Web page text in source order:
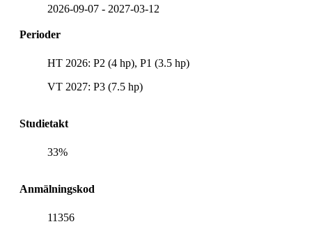
2026-09-07 - 2027-03-12
Perioder
HT 2026: P2 (4 hp), P1 (3.5 hp)
VT 2027: P3 (7.5 hp)
Studietakt
33%
Anmälningskod
11356